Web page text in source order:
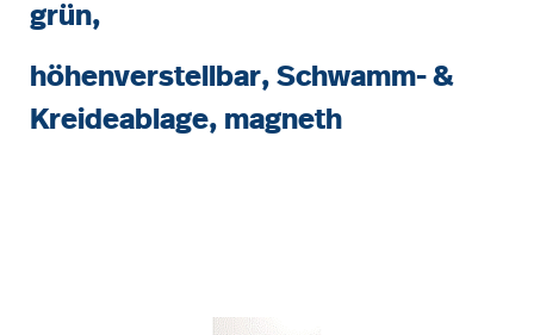
grün,
höhenverstellbar, Schwamm- &
Kreideablage, magneth